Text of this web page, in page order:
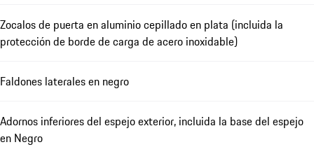
Zocalos de puerta en aluminio cepillado en plata (incluida la
protección de borde de carga de acero inoxidable)
Faldones laterales en negro
Adornos inferiores del espejo exterior, incluida la base del espejo
en Negro